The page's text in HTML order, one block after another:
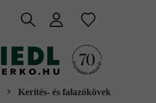
Kerítés- és falazókövek